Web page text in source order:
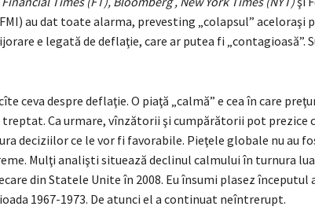
au dat toate alarma, prevesting „colapsul” aceloraşi
e legată de deflaţie, care ar putea fi „contagioasă”.
ceva despre deflaţie. O piaţă „calmă” e cea în care
treptat. Ca urmare, vînzătorii şi cumpărătorii pot prezice
deciziilor ce le vor fi favorabile. Pieţele globale nu au
Mulţi analişti situează declinul calmului în turnura
din Statele Unite în 2008. Eu însumi plasez începutul
1967-1973. De atunci el a continuat neîntrerupt.